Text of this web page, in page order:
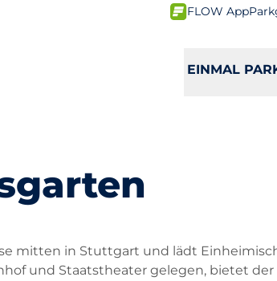
FLOW App
EINMAL
mitten in Stuttgart und lädt
und Staatstheater gelegen, bietet der